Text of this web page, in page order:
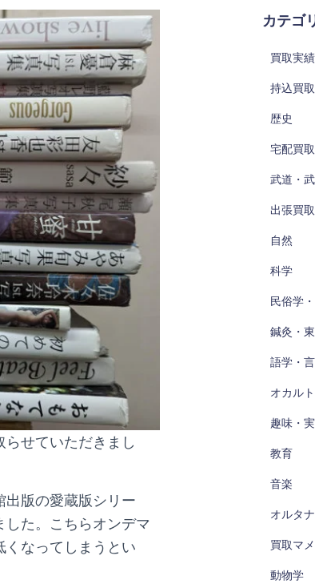
せていただきまし
出版の愛蔵版シリー
した。こちらオンデマ
くなってしまうとい
カテゴ
買取実績
持込買取
歴史
宅配買取
武道・
出張買取
自然
科学
民俗学
鍼灸・
語学・
オカル
趣味・
教育
音楽
オルタ
買取マ
動物学